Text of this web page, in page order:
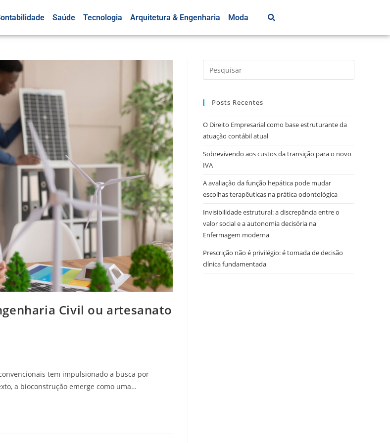
Saúde Tecnologia Arquitetura & Engenharia Moda
Civil ou artesanato
tem impulsionado a busca por
a bioconstrução emerge como uma…
Posts Recentes
O Direito Empresarial como base estruturante da
atuação contábil atual
Sobrevivendo aos custos da transição para o novo
IVA
A avaliação da função hepática pode mudar
escolhas terapêuticas na prática odontológica
Invisibilidade estrutural: a discrepância entre o
valor social e a autonomia decisória na
Enfermagem moderna
Prescrição não é privilégio: é tomada de decisão
clínica fundamentada